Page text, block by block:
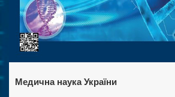
Медична наука України